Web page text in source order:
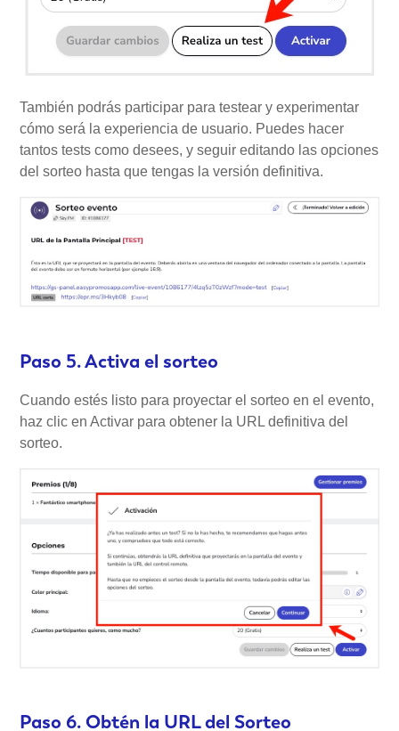
También podrás participar para testear y experimentar
cómo será la experiencia de usuario. Puedes hacer
tantos tests como desees, y seguir editando las opciones
del sorteo hasta que tengas la versión definitiva.
Paso 5. Activa el sorteo
Cuando estés listo para proyectar el sorteo en el evento,
haz clic en Activar para obtener la URL definitiva del
sorteo.
Paso 6. Obtén la URL del Sorteo